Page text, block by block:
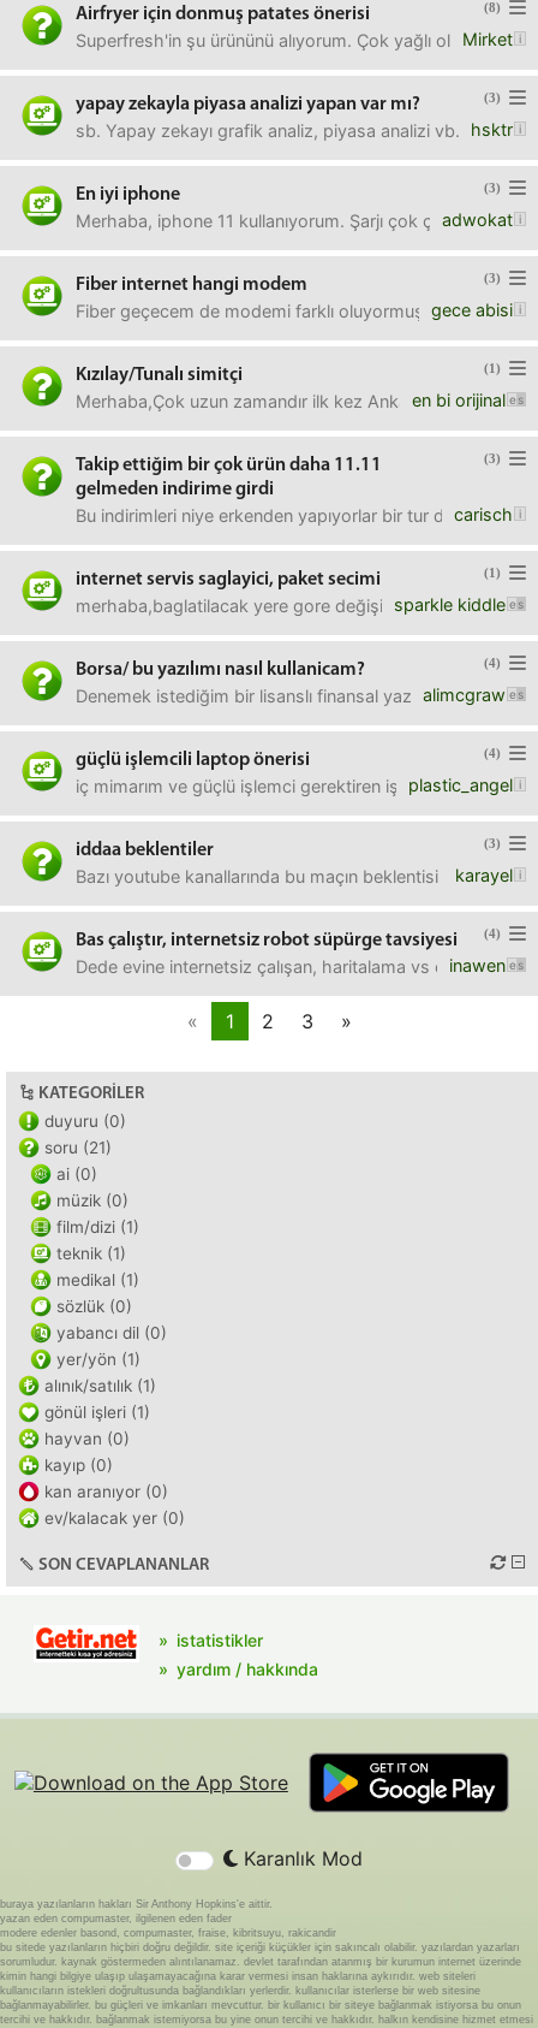
(8)
Airfryer için donmuş patates önerisi
Mirket
Superfresh'in şu ürününü alıyorum. Çok yağlı
(3)
yapay zekayla piyasa analizi yapan var mı?
hsktr
sb. Yapay zekayı grafik analiz, piyasa analizi vb.
(3)
En iyi iphone
adwokat
Merhaba, iphone 11 kullanıyorum. Şarjı çok çabuk
(3)
Fiber internet hangi modem
gece abisi
Fiber geçecem de modemi farklı oluyormuş. Turk net ten
(1)
Kızılay/Tunalı simitçi
en bi orijinal
Merhaba,Çok uzun zamandır ilk kez Ankara’da
(3)
Takip ettiğim bir çok ürün daha 11.11
gelmeden indirime girdi
carisch
Bu indirimleri niye erkenden yapıyorlar bir tur daha indirim
(1)
internet servis saglayici, paket secimi
sparkle kiddle
merhaba,baglatilacak yere gore değişiyor evet ama;
(4)
Borsa/ bu yazılımı nasıl kullanicam?
alimcgraw
Denemek istediğim bir lisanslı finansal yazılım var.
(4)
güçlü işlemcili laptop önerisi
plastic_angel
iç mimarım ve güçlü işlemci gerektiren işler yapıyorum.
(3)
iddaa beklentiler
karayel
Bazı youtube kanallarında bu maçın beklentisi 3 1
(4)
Bas çalıştır, internetsiz robot süpürge tavsiyesi
inawen
Dede evine internetsiz çalışan, haritalama vs olmadan
« 1 2 3 »
KATEGORILER
duyuru (0)
soru (21)
ai (0)
müzik (0)
film/dizi (1)
teknik (1)
medikal (1)
sözlük (0)
yabancı dil (0)
yer/yön (1)
alınık/satılık (1)
gönül işleri (1)
hayvan (0)
kayıp (0)
kan aranıyor (0)
ev/kalacak yer (0)
SON CEVAPLANANLAR
istatistikler
yardım / hakkında
Karanlık Mod
buraya yazılanların hakları Sir Anthony Hopkins'e aittir.
yazan eden compumaster, ilgilenen eden fader
modere edenler basond, compumaster, fraise, kibritsuyu, rakicandir
bu sitede yazılanların hiçbiri doğru değildir. site içeriği küçükler için sakıncalı olabilir. yazılardan yazarları
sorumludur. kaynak göstermeden alıntılanamaz. devlet tarafından atanmış bir kurumun internet üzerinde
kimin hangi bilgiye ulaşıp ulaşamayacağına karar vermesi insan haklarına aykırıdır. web siteleri
kullanıcıların istekleri doğrultusunda bağlandıkları yerlerdir. kullanıcılar isterlerse bir web sitesine
bağlanmayabilirler. bu güçleri ve imkanları mevcuttur. bir kullanıcı bir siteye bağlanmak istiyorsa bu onun
tercihi ve hakkıdır. bağlanmak istemiyorsa bu yine onun tercihi ve hakkıdır. halkın kendisine hizmet etmesi